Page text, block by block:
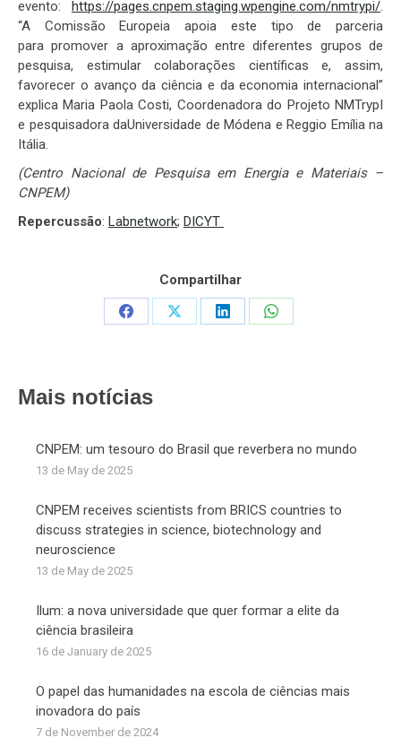
evento: https://pages.cnpem.staging.wpengine.com/nmtrypi/.
“A Comissão Europeia apoia este tipo de parceria
para promover a aproximação entre diferentes grupos de
pesquisa, estimular colaborações científicas e, assim,
favorecer o avanço da ciência e da economia internacional”
explica Maria Paola Costi, Coordenadora do Projeto NMTrypI
e pesquisadora daUniversidade de Módena e Reggio Emília na
Itália.
(Centro Nacional de Pesquisa em Energia e Materiais –
CNPEM)
Repercussão: Labnetwork; DICYT
Compartilhar
Share
Share
Share
Share
Mais notícias
CNPEM: um tesouro do Brasil que reverbera no mundo
13 de May de 2025
CNPEM receives scientists from BRICS countries to
discuss strategies in science, biotechnology and
neuroscience
13 de May de 2025
Ilum: a nova universidade que quer formar a elite da
ciência brasileira
16 de January de 2025
O papel das humanidades na escola de ciências mais
inovadora do país
7 de November de 2024